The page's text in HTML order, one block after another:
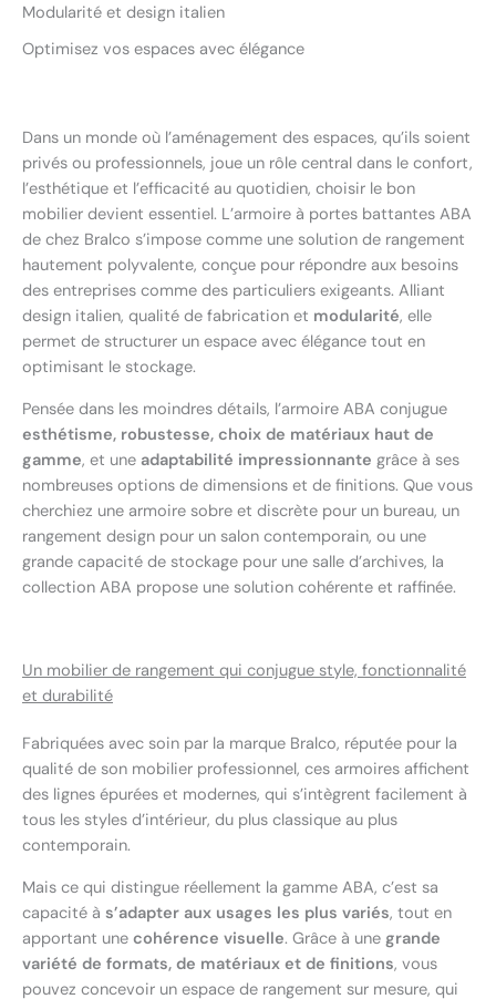
Modularité et design italien
Optimisez vos espaces avec élégance
Dans un monde où l’aménagement des espaces, qu’ils soient
privés ou professionnels, joue un rôle central dans le confort,
l’esthétique et l’efficacité au quotidien, choisir le bon
mobilier devient essentiel. L’armoire à portes battantes ABA
de chez Bralco s’impose comme une solution de rangement
hautement polyvalente, conçue pour répondre aux besoins
des entreprises comme des particuliers exigeants. Alliant
design italien, qualité de fabrication et modularité, elle
permet de structurer un espace avec élégance tout en
optimisant le stockage.
Pensée dans les moindres détails, l’armoire ABA conjugue
esthétisme, robustesse, choix de matériaux haut de
gamme, et une adaptabilité impressionnante grâce à ses
nombreuses options de dimensions et de finitions. Que vous
cherchiez une armoire sobre et discrète pour un bureau, un
rangement design pour un salon contemporain, ou une
grande capacité de stockage pour une salle d’archives, la
collection ABA propose une solution cohérente et raffinée.
Un mobilier de rangement qui conjugue style, fonctionnalité
et durabilité
Fabriquées avec soin par la marque Bralco, réputée pour la
qualité de son mobilier professionnel, ces armoires affichent
des lignes épurées et modernes, qui s’intègrent facilement à
tous les styles d’intérieur, du plus classique au plus
contemporain.
Mais ce qui distingue réellement la gamme ABA, c’est sa
capacité à s’adapter aux usages les plus variés, tout en
apportant une cohérence visuelle. Grâce à une grande
variété de formats, de matériaux et de finitions, vous
pouvez concevoir un espace de rangement sur mesure, qui